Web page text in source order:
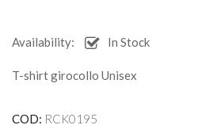
Availability: In Stock
T-shirt girocollo Unisex
COD: RCK0195